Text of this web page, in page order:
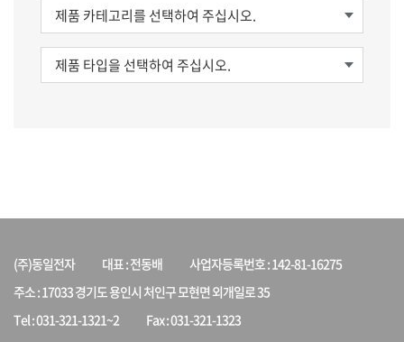
(주)동일전자 대표 : 전동배
사업자등록번호 : 142-81-16275
주소 : 17033 경기도 용인시 처인구 모현면 외개일로 35
Tel : 031-321-1321~2
Fax : 031-321-1323